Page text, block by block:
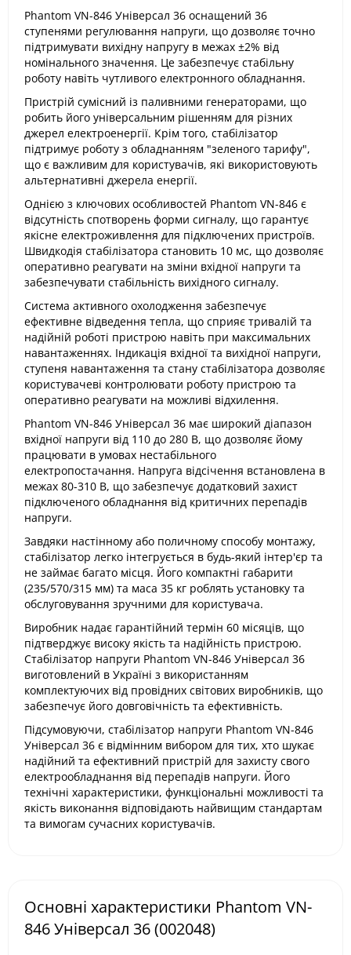
Phantom VN-846 Універсал 36 оснащений 36
ступенями регулювання напруги, що дозволяє точно
підтримувати вихідну напругу в межах ±2% від
номінального значення. Це забезпечує стабільну
роботу навіть чутливого електронного обладнання.​
Пристрій сумісний із паливними генераторами, що
робить його універсальним рішенням для різних
джерел електроенергії. Крім того, стабілізатор
підтримує роботу з обладнанням "зеленого тарифу",
що є важливим для користувачів, які використовують
альтернативні джерела енергії.​
Однією з ключових особливостей Phantom VN-846 є
відсутність спотворень форми сигналу, що гарантує
якісне електроживлення для підключених пристроїв.
Швидкодія стабілізатора становить 10 мс, що дозволяє
оперативно реагувати на зміни вхідної напруги та
забезпечувати стабільність вихідного сигналу.​
Система активного охолодження забезпечує
ефективне відведення тепла, що сприяє тривалій та
надійній роботі пристрою навіть при максимальних
навантаженнях. Індикація вхідної та вихідної напруги,
ступеня навантаження та стану стабілізатора дозволяє
користувачеві контролювати роботу пристрою та
оперативно реагувати на можливі відхилення.​
Phantom VN-846 Універсал 36 має широкий діапазон
вхідної напруги від 110 до 280 В, що дозволяє йому
працювати в умовах нестабільного
електропостачання. Напруга відсічення встановлена в
межах 80-310 В, що забезпечує додатковий захист
підключеного обладнання від критичних перепадів
напруги.​
Завдяки настінному або поличному способу монтажу,
стабілізатор легко інтегрується в будь-який інтер'єр та
не займає багато місця. Його компактні габарити
(235/570/315 мм) та маса 35 кг роблять установку та
обслуговування зручними для користувача.​
Виробник надає гарантійний термін 60 місяців, що
підтверджує високу якість та надійність пристрою.
Стабілізатор напруги Phantom VN-846 Універсал 36
виготовлений в Україні з використанням
комплектуючих від провідних світових виробників, що
забезпечує його довговічність та ефективність.​
Підсумовуючи, стабілізатор напруги Phantom VN-846
Універсал 36 є відмінним вибором для тих, хто шукає
надійний та ефективний пристрій для захисту свого
електрообладнання від перепадів напруги. Його
технічні характеристики, функціональні можливості та
якість виконання відповідають найвищим стандартам
та вимогам сучасних користувачів.
Основні характеристики Phantom VN-
846 Універсал 36 (002048)